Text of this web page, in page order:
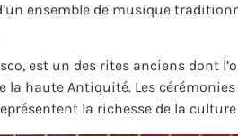
ensemble de musique
est un des rites anciens dont
haute Antiquité. Les
la richesse de la